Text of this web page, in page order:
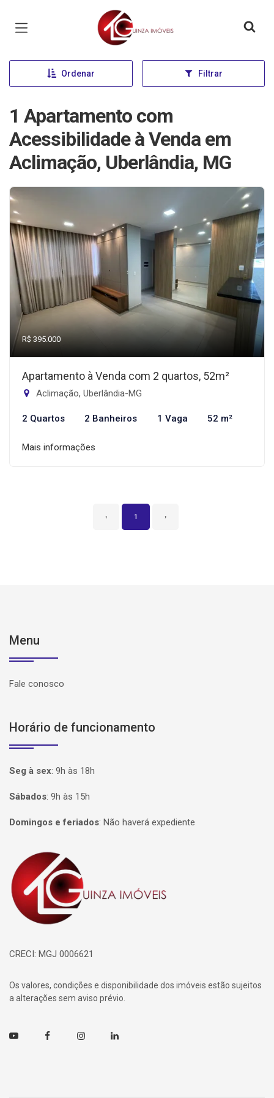
Página inicial
Ordenar Filtrar
1 Apartamento com
Acessibilidade à Venda em
Aclimação, Uberlândia, MG
R$ 395.000
Apartamento à Venda com 2 quartos, 52m²
Aclimação, Uberlândia-MG
2 Quartos 2 Banheiros 1 Vaga 52 m²
Mais informações
‹ 1 ›
Menu
Fale conosco
Horário de funcionamento
Seg à sex: 9h às 18h
Sábados: 9h às 15h
Domingos e feriados: Não haverá expediente
Página inicial
CRECI: MGJ 0006621
Os valores, condições e disponibilidade dos imóveis estão sujeitos
a alterações sem aviso prévio.
Youtube FacebookInstagramLinkedin